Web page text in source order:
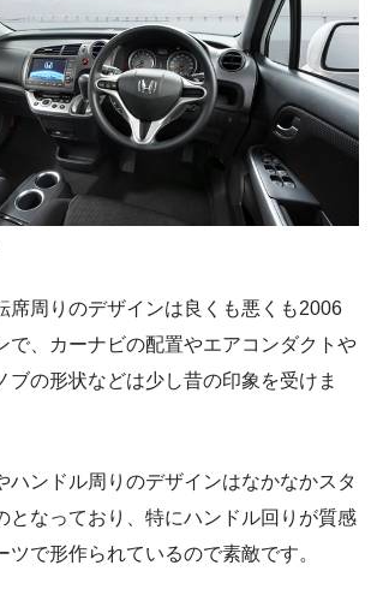
席周りのデザインは良くも悪くも2006
で、カーナビの配置やエアコンダクトや
ブの形状などは少し昔の印象を受けま
ハンドル周りのデザインはなかなかスタ
となっており、特にハンドル回りが質感
ツで形作られているので素敵です。